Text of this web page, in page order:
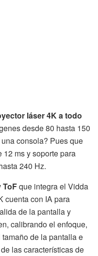
láser 4K a todo
desde 80 hasta 150
consola? Pues que
ms y soporte para
240 Hz.
ToFque integra el Vidda
cuenta con IA para
de la pantalla y
calibrando el enfoque,
de la pantalla e
las características de